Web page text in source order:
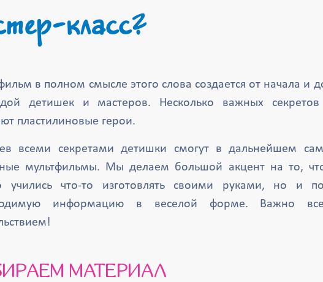
класс?
в полном смысле этого слова создается от начала и
детишек и мастеров. Несколько важных
пластилиновые герои.
всеми секретами детишки смогут в дальнейшем
мультфильмы. Мы делаем большой акцент на то,
учились что-то изготовлять своими руками, но и
информацию в веселой форме. Важно
МАТЕРИАЛ